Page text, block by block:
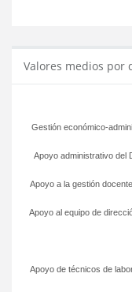
Valores medios por
Apoyo de técnicos de
Apoyo al equipo de
Apoyo a la gestión
Apoyo administrativo del
Gestión económico-